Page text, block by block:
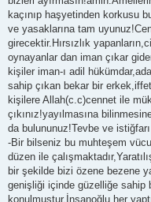
kaçınıp haşyetinden korkusu
ve yasaklarına tam
girecektir.Hırsızlık
oynayanlar dan iman çıkar
kişiler iman-ı adil
sahip çıkan bekar bir
kişilere Allah(c.c)cennet ile
çıkınız!yayılmasına
da bulununuz!Tevbe ve istiğfarı
-Bir bilseniz bu muhteşem
düzen ile
bir şekilde bizi özene bezene
genişliği içinde güzelliğe sahip
konulmuştur.İnsanoğlu her